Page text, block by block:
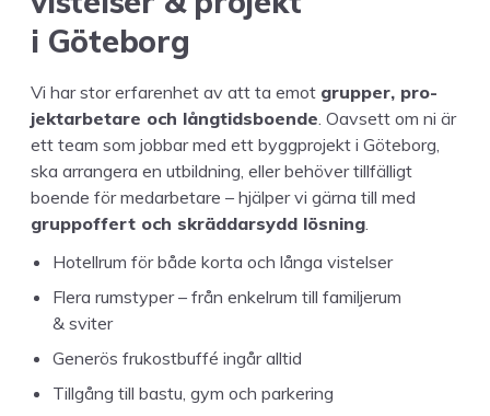
i Göteborg
Vi har stor erfaren­het av att ta emot grup­per, pro­
jek­tar­betare och långtids­boende. Oavsett om ni är
ett team som job­bar med ett byg­g­pro­jekt i Göte­borg,
ska arrangera en utbild­ning, eller behöver tillfäl­ligt
boende för medar­betare – hjälper vi gär­na till med
grup­pof­fert och skräd­darsy­dd lös­ning.
Hotell­rum för både kor­ta och lån­ga vistelser
Flera rum­styper – från enkel­rum till famil­jerum
& sviter
Gen­erös frukost­buf­fé ingår alltid
Till­gång till bas­tu, gym och parkering